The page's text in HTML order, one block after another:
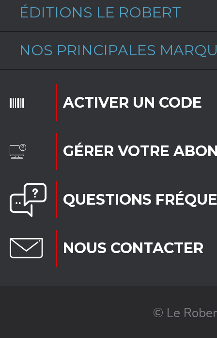
ÉDITIONS LE ROBERT
NOS PRINCIPALES
ACTIVER UN CODE
GÉRER VOTRE
QUESTIONS
NOUS CONTACTER
© Le